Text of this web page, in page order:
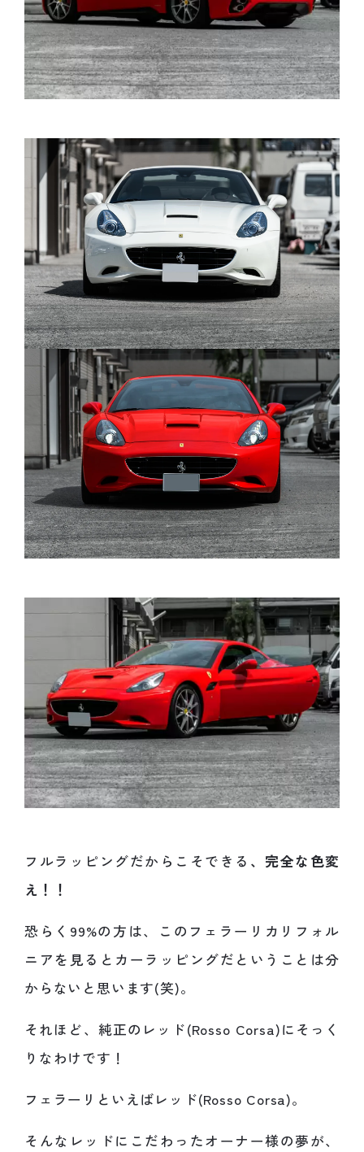
フルラッピングだからこそできる 、完全な色変
え！！
恐らく99%の方は、このフェラーリカリフォル
ニアを見るとカーラッピングだということは分
からないと思います(笑)。
それほど、純正のレッド(Rosso Corsa)にそっく
りなわけです！
フェラーリといえばレッド(Rosso Corsa)。
そんなレッドにこだわったオーナー様の夢が、